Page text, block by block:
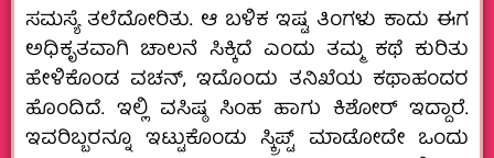
ಸಮಸ್ಯೆ ತಲೆದೋರಿತು. ಆ ಬಳಿಕ ಇಷ್ಟ ತಿಂಗಳು ಕಾದು ಈಗ
ಅಧಿಕೃತವಾಗಿ ಚಾಲನೆ ಸಿಕ್ಕಿದೆ ಎಂದು ತಮ್ಮ ಕಥೆ ಕುರಿತು
ಹೇಳಿಕೊಂಡ ವಚನ್‌, ಇದೊಂದು ತನಿಖೆಯ ಕಥಾಹಂದರ
ಹೊಂದಿದೆ. ಇಲ್ಲಿ ವಸಿಷ್ಠ ಸಿಂಹ ಹಾಗು ಕಿಶೋರ್‌ ಇದ್ದಾರೆ.
ಇವರಿಬ್ಬರನ್ನೂ ಇಟ್ಟುಕೊಂಡು ಸ್ಕ್ರಿಪ್ಟ್‌ ಮಾಡೋದೇ ಒಂದು